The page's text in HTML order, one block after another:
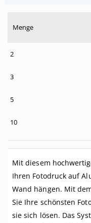
Menge
2
3
5
10
Mit diesem
Ihren Fotodruck auf
Wand hängen. Mit
Sie Ihre schönsten
sie sich lösen. Das